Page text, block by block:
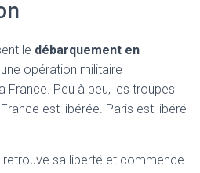
le débarquement en
opération militaire
France. Peu à peu, les troupes
est libérée. Paris est libéré
retrouve sa liberté et commence